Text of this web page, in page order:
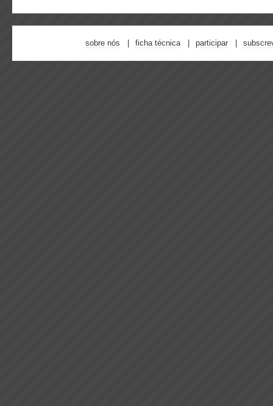
sobre nós ficha técnica participar